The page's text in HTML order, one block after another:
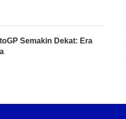
Semakin Dekat: Era